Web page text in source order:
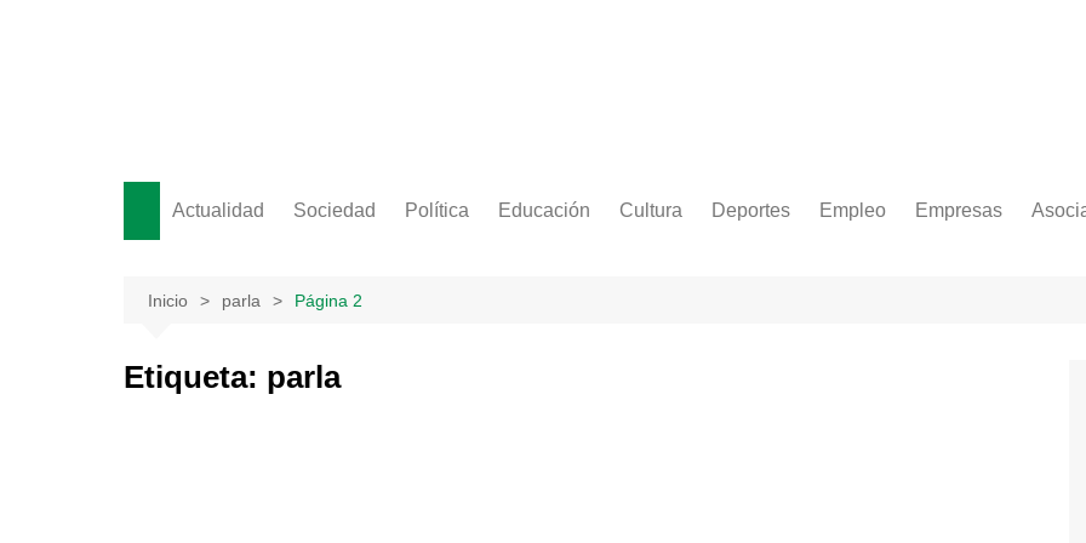
Actualidad Sociedad Política Educación Cultura Deportes Empleo Empresas
Inicio parla Página 2
Etiqueta: parla